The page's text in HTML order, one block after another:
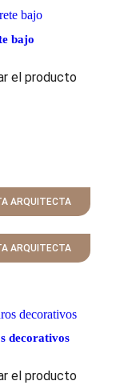
bajo
el producto
ARQUITECTA
ARQUITECTA
decorativos
el producto